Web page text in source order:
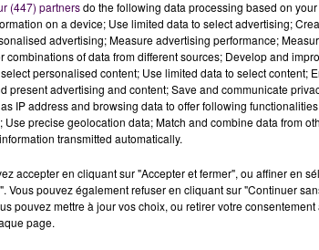
EN LEADERS CUP
(447) partnersdo the following data processing based on
on a device; Use limited data to select advertising;
advertising; Measure advertising performance;
combinations of data from different sources; Develop and
personalised content; Use limited data to select content;
present advertising and content; Save and communicate
IP address and browsing data to offer following
Use precise geolocation data; Match and combine data from
transmitted automatically.
accepter en cliquant sur "Accepter et fermer", ou affiner en
Vous pouvez également refuser en cliquant sur "Continuer
pouvez mettre à jour vos choix, ou retirer votre
page.